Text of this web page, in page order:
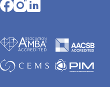
Opens in a new tab
Opens in a new tab
Opens in a new tab